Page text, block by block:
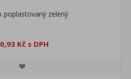
poplastovaný zelený
Kč s DPH